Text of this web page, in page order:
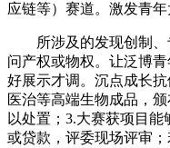
应链等）赛道。激发青
所涉及的发现创制、
问产权或物权。让泛博
好展示才调。沉点成长
医治等高端生物成品，
以处置；3.大赛获项目
或贷款，评委现场评审